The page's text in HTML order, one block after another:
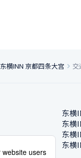
东横INN 京都四条大宫 交
东横
东横
东横
东横